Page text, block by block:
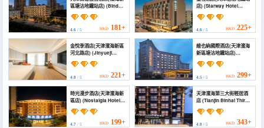
區塘沽地鐵站店) (Bindao
Holiday Inn(Tanggu
Commercial Center
Store, Binhai New
Area))
4.6 / 5 HKD 181+
店) (Starway Hotel
(Tianjin Tanggu Subway
Station))
4.6/ 5 HKD 225+
金悅季酒店(天津濱海新區
河北路店) (Jinyueji
Hotel)
4.8 / 5 HKD 221+
維也納國際酒店(天津濱海
新區塘沽地鐵站店)
(Vienna International
Hotel (Tanggu Metro
Station Branch, Binhai
New Area, Tianjin))
4.5/ 5 HKD 299+
時光漫步酒店(天津濱海新
區店) (Nostalgia Hotel
(Tianjin Binhai Tanggu))
4.7 / 5 HKD 199+
天津濱海第三大街輕居酒
店 (Tianjin Binhai Third
Avenue Atour Light
Hotel)
4.8/ 5 HKD 343+